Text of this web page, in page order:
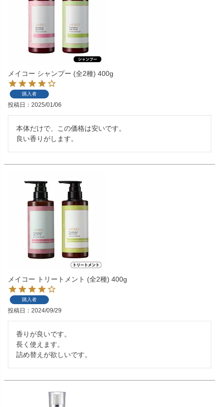
メイコー シャンプー (全2種) 400g
購入者
投稿日 2025/01/06
本体だけで、この価格は安いです。
良い香りがします。
メイコー トリートメント (全2種) 400g
購入者
投稿日 2024/09/29
香りが良いです。
長く使えます。
詰め替えが欲しいです。